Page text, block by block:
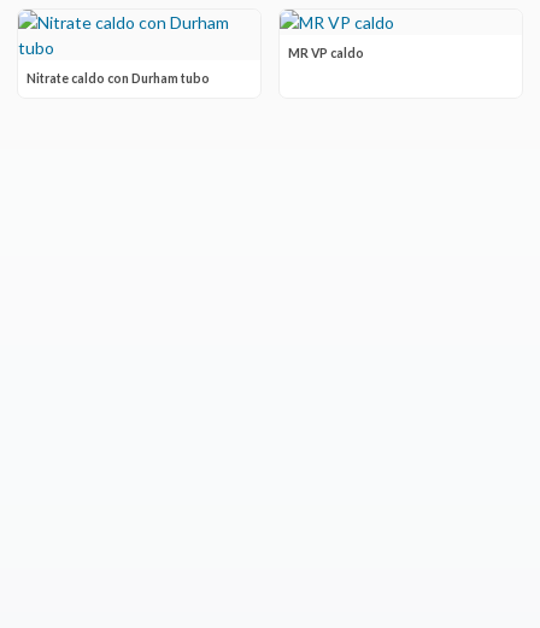
Nitrate caldo con Durham tubo
MR VP caldo